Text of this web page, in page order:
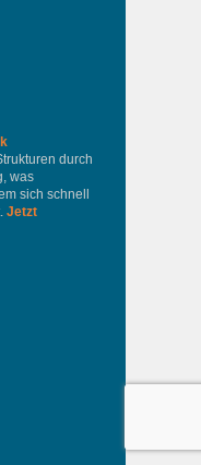
durch
was
sich schnell
Jetzt